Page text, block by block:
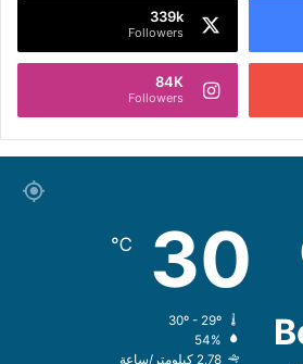
339k
Followers
84K
Followers
30
℃
54%
2.78 كيلومتر/ساعة